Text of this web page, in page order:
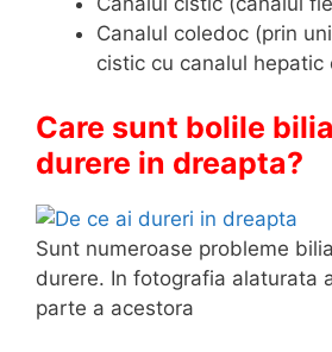
Canalul coledoc (prin
cistic cu canalul hepatic
Care sunt bolile
durere in dreapta?
Sunt numeroase probleme
durere. In fotografia alaturata
parte a acestora